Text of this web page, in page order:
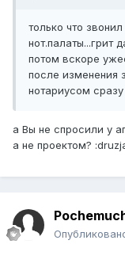
только что
нот.палаты...грит
потом вскоре
после изменения
нотариусом
а Вы не спросили у
а не проектом?